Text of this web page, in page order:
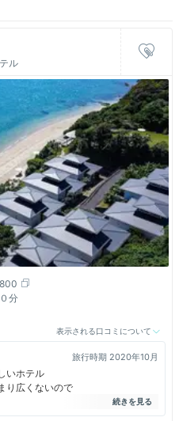
ル
分
表示される口コミについて
旅行時期 2020年10月
いホテル
り広くないので